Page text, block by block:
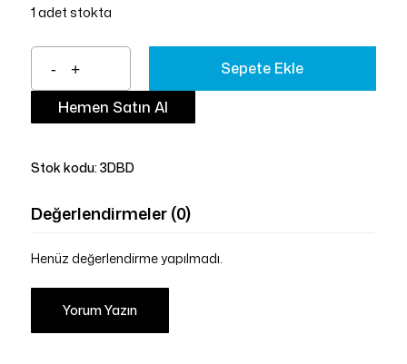
1 adet stokta
Sepete Ekle
Hemen Satın Al
Stok kodu: 3DBD
Değerlendirmeler (0)
Henüz değerlendirme yapılmadı.
Yorum Yazın